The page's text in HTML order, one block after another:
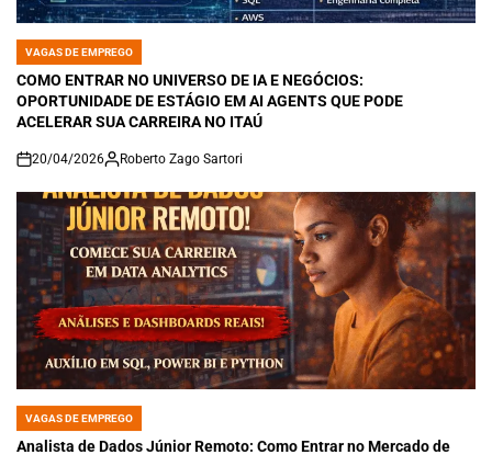
POSTED
IN
VAGAS DE EMPREGO
COMO ENTRAR NO UNIVERSO DE IA E NEGÓCIOS:
OPORTUNIDADE DE ESTÁGIO EM AI AGENTS QUE PODE
ACELERAR SUA CARREIRA NO ITAÚ
on
20/04/2026 Roberto Zago Sartori
POSTED
IN
VAGAS DE EMPREGO
Analista de Dados Júnior Remoto: Como Entrar no Mercado de